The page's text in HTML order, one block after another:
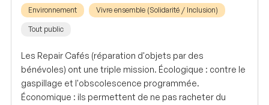
Environnement Vivre ensemble (Solidarité / Inclusion)
Tout public
Les Repair Cafés (réparation d'objets par des
bénévoles) ont une triple mission. Écologique : contre le
gaspillage et l'obscolescence programmée.
Économique : ils permettent de ne pas racheter du